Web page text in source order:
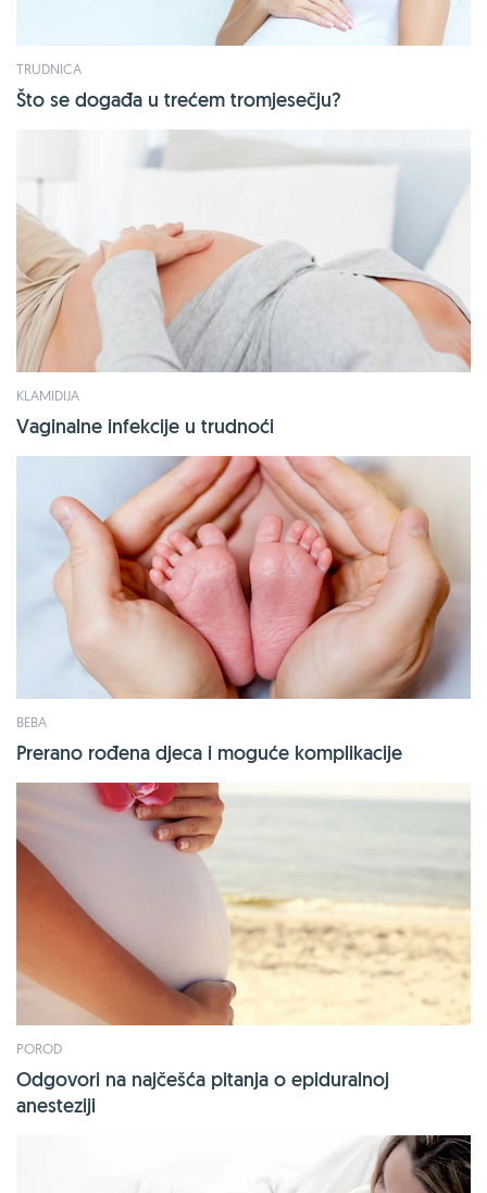
TRUDNICA
Što se događa u trećem tromjesečju?
KLAMIDIJA
Vaginalne infekcije u trudnoći
BEBA
Prerano rođena djeca i moguće komplikacije
POROD
Odgovori na najčešća pitanja o epiduralnoj
anesteziji